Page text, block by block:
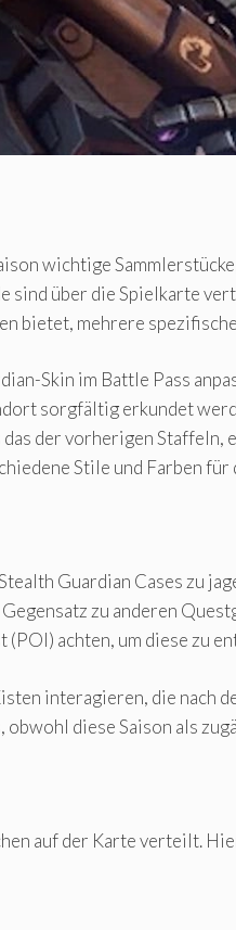
wichtige
sind über die Spielkarte
bietet, mehrere
Skin im Battle Pass
sorgfältig erkundet
der vorherigen
Stile und Farben
Guardian Cases zu
zu anderen
achten, um diese zu
interagieren, die
obwohl diese Saison als
auf der Karte verteilt.